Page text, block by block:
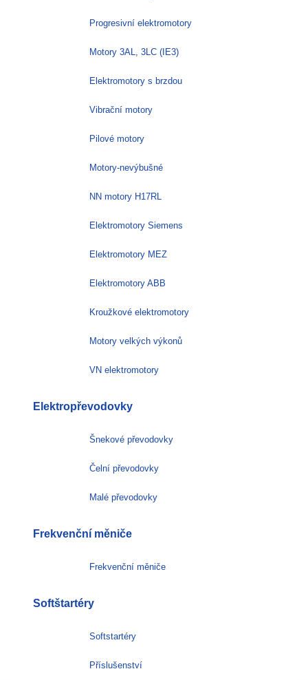
Progresivní elektromotory
Motory 3AL, 3LC (IE3)
Elektromotory s brzdou
Vibrační motory
Pilové motory
Motory-nevýbušné
NN motory H17RL
Elektromotory Siemens
Elektromotory MEZ
Elektromotory ABB
Kroužkové elektromotory
Motory velkých výkonů
VN elektromotory
Elektropřevodovky
Šnekové převodovky
Čelní převodovky
Malé převodovky
Frekvenční měniče
Frekvenční měniče
Softštartéry
Softstartéry
Příslušenství